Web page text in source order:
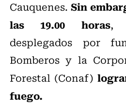
Cauquenes. Sin
las 19.00 horas,
desplegados por
Bomberos y la
Forestal (Conaf)
fuego.